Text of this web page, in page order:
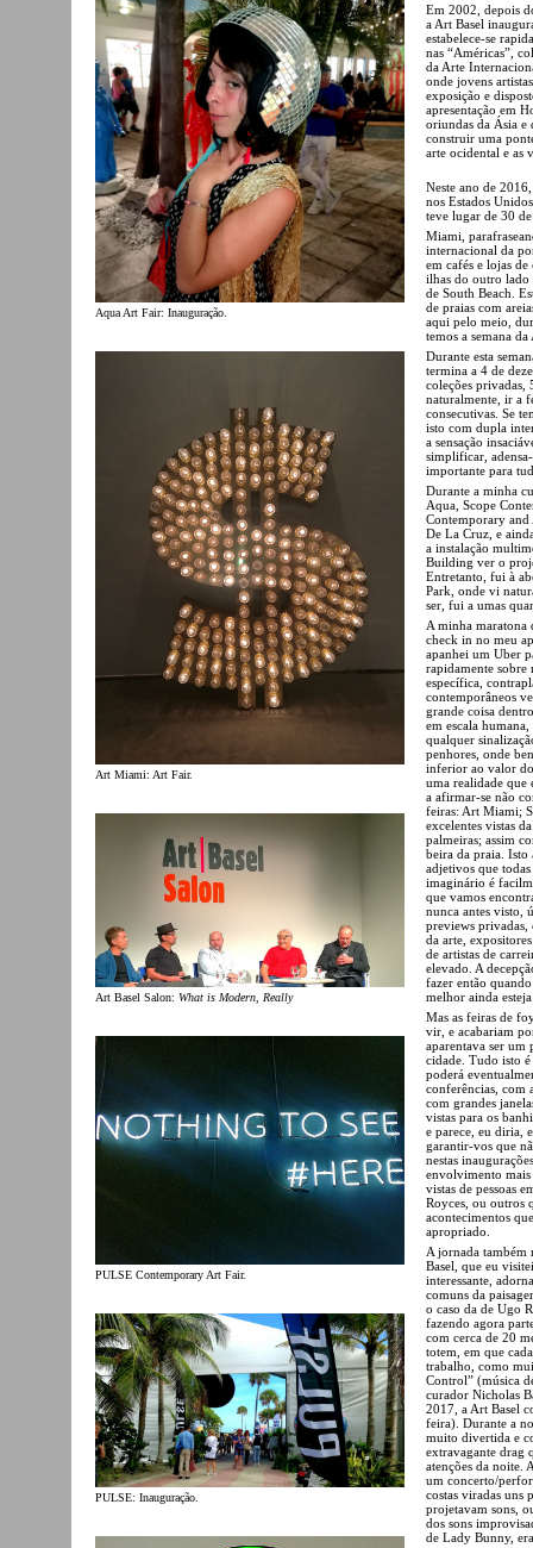
Aqua Art Fair: Inauguração.
Art Miami: Art Fair.
Art Basel Salon: What is Modern, Really
PULSE Contemporary Art Fair.
PULSE: Inauguração.
Em 2002, depois
a Art Basel
estabelece-se
nas “Américas”,
da Arte
onde jovens
exposição e
apresentação em
oriundas da Ásia e
construir uma
arte ocidental e as
Neste ano de
nos Estados
teve lugar de 30
Miami,
internacional da
em cafés e lojas
ilhas do outro lado
de South Beach.
de praias com
aqui pelo meio,
temos a semana da
Durante esta
termina a 4 de
coleções privadas,
naturalmente, ir a
consecutivas. Se
isto com dupla
a sensação
simplificar,
importante para
Durante a minha
Aqua, Scope
Contemporary and
De La Cruz, e
a instalação
Building ver o
Entretanto, fui à
Park, onde vi
ser, fui a umas
A minha maratona
check in no meu
apanhei um Uber
rapidamente sobre
específica,
contemporâneos
grande coisa
em escala
qualquer
penhores, onde
inferior ao valor
uma realidade que
a afirmar-se não
feiras: Art Miami;
excelentes vistas
palmeiras; assim
beira da praia. Isto
adjetivos que todas
imaginário é
que vamos
nunca antes visto,
previews privadas,
da arte,
de artistas de
elevado. A
fazer então
melhor ainda
Mas as feiras de
vir, e acabariam
aparentava ser um
cidade. Tudo isto
poderá
conferências, com
com grandes
vistas para os
e parece, eu diria,
garantir-vos que
nestas
envolvimento mais
vistas de pessoas
Royces, ou outros
acontecimentos
apropriado.
A jornada também
Basel, que eu
interessante,
comuns da
o caso da de Ugo
fazendo agora
com cerca de 20
totem, em que
trabalho, como
Control” (música
curador Nicholas
2017, a Art Basel
feira). Durante a
muito divertida e
extravagante drag
atenções da noite.
um concerto/
costas viradas uns
projetavam sons,
dos sons
de Lady Bunny,